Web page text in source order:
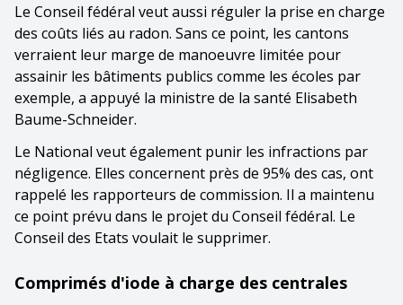
Le Conseil fédéral veut aussi réguler la prise en charge
des coûts liés au radon. Sans ce point, les cantons
verraient leur marge de manoeuvre limitée pour
assainir les bâtiments publics comme les écoles par
exemple, a appuyé la ministre de la santé Elisabeth
Baume-Schneider.
Le National veut également punir les infractions par
négligence. Elles concernent près de 95% des cas, ont
rappelé les rapporteurs de commission. Il a maintenu
ce point prévu dans le projet du Conseil fédéral. Le
Conseil des Etats voulait le supprimer.
Comprimés d'iode à charge des centrales